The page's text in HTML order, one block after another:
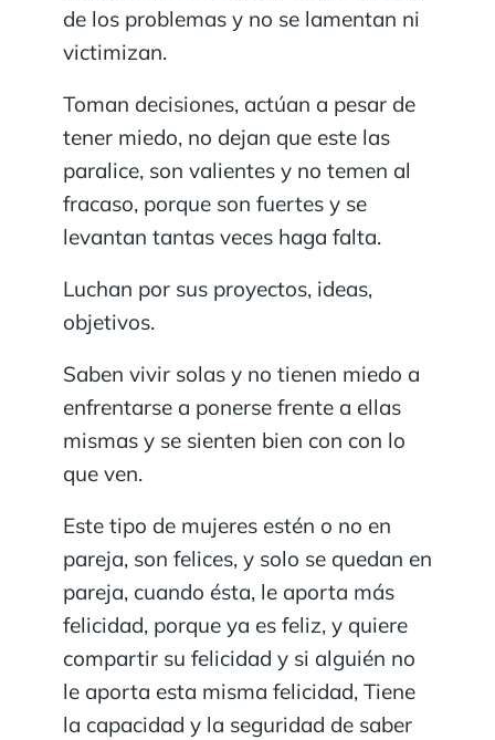
de los problemas y no se lamentan ni
victimizan.
Toman decisiones, actúan a pesar de
tener miedo, no dejan que este las
paralice, son valientes y no temen al
fracaso, porque son fuertes y se
levantan tantas veces haga falta.
Luchan por sus proyectos, ideas,
objetivos.
Saben vivir solas y no tienen miedo a
enfrentarse a ponerse frente a ellas
mismas y se sienten bien con con lo
que ven.
Este tipo de mujeres estén o no en
pareja, son felices, y solo se quedan en
pareja, cuando ésta, le aporta más
felicidad, porque ya es feliz, y quiere
compartir su felicidad y si alguién no
le aporta esta misma felicidad, Tiene
la capacidad y la seguridad de saber